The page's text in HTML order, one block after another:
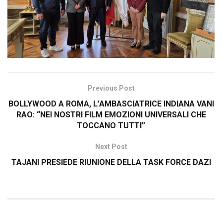
Previous Post
BOLLYWOOD A ROMA, L’AMBASCIATRICE INDIANA VANI
RAO: “NEI NOSTRI FILM EMOZIONI UNIVERSALI CHE
TOCCANO TUTTI”
Next Post
TAJANI PRESIEDE RIUNIONE DELLA TASK FORCE DAZI